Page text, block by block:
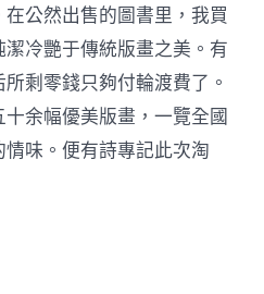
公然出售的圖書里，我買
潔冷艷于傳統版畫之美。有
剩零錢只夠付輪渡費了。
余幅優美版畫，一覽全國
味。便有詩專記此次淘